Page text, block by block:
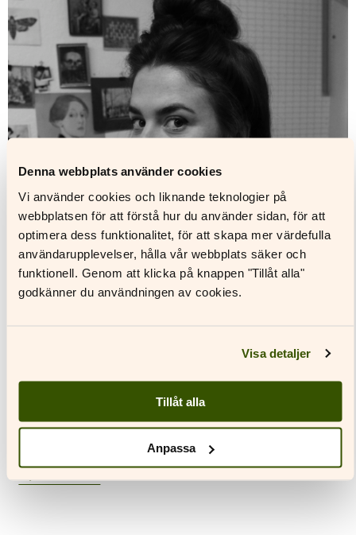
Denna webbplats använder cookies
Vi använder cookies och liknande teknologier på
webbplatsen för att förstå hur du använder sidan, för att
optimera dess funktionalitet, för att skapa mer värdefulla
användarupplevelser, hålla vår webbplats säker och
funktionell. Genom att klicka på knappen "Tillåt alla"
godkänner du användningen av cookies.
Visa detaljer
Tillåt alla
Anpassa
Fotograf: Simon Winsten Bengtsson
Till pressrummet